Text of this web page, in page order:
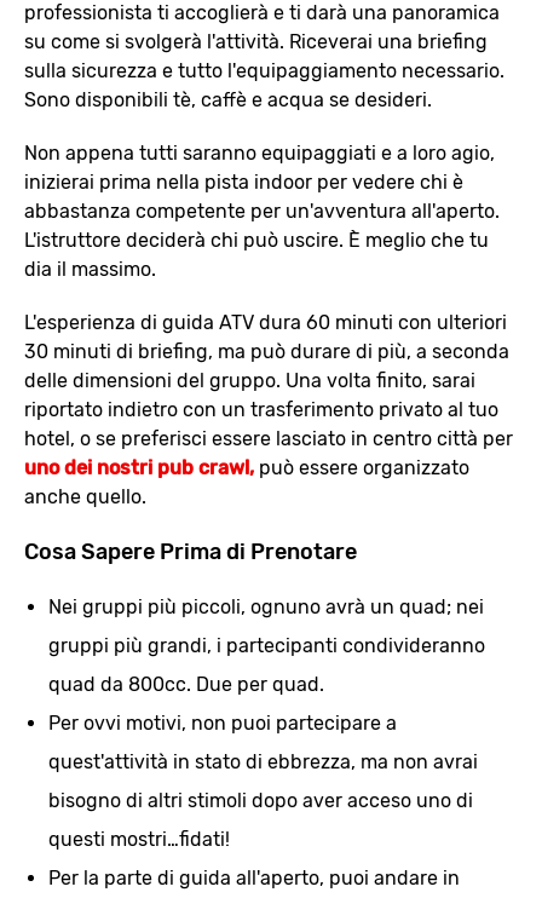
professionista ti accoglierà e ti darà una panoramica
su come si svolgerà l'attività. Riceverai una briefing
sulla sicurezza e tutto l'equipaggiamento necessario.
Sono disponibili tè, caffè e acqua se desideri.
Non appena tutti saranno equipaggiati e a loro agio,
inizierai prima nella pista indoor per vedere chi è
abbastanza competente per un'avventura all'aperto.
L'istruttore deciderà chi può uscire. È meglio che tu
dia il massimo.
L'esperienza di guida ATV dura 60 minuti con ulteriori
30 minuti di briefing, ma può durare di più, a seconda
delle dimensioni del gruppo. Una volta finito, sarai
riportato indietro con un trasferimento privato al tuo
hotel, o se preferisci essere lasciato in centro città per
uno dei nostri pub crawl, può essere organizzato
anche quello.
Cosa Sapere Prima di Prenotare
Nei gruppi più piccoli, ognuno avrà un quad; nei
gruppi più grandi, i partecipanti condivideranno
quad da 800cc. Due per quad.
Per ovvi motivi, non puoi partecipare a
quest'attività in stato di ebbrezza, ma non avrai
bisogno di altri stimoli dopo aver acceso uno di
questi mostri…fidati!
Per la parte di guida all'aperto, puoi andare in